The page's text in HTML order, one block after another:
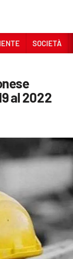
SOCIETÀ
al 2022